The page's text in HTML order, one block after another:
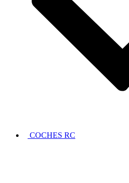
COCHES RC